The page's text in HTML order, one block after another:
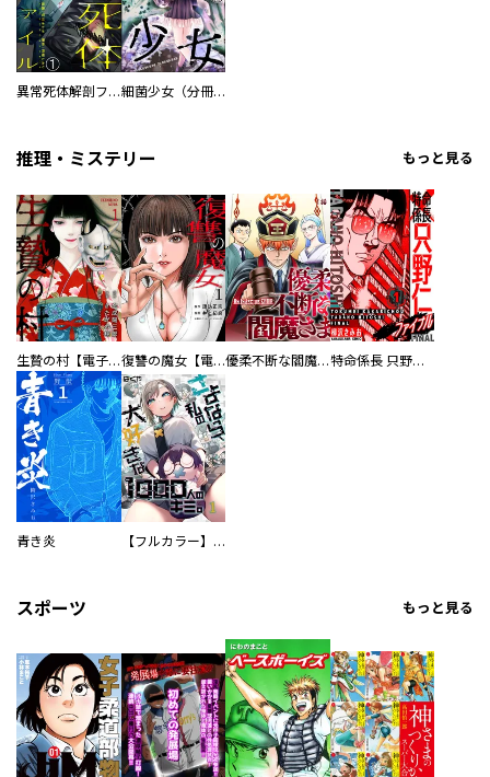
異常死体解剖ファイル（分冊版） 細菌少女（分冊版）
推理・ミステリー もっと見る
生贄の村【電子単行本版】 復讐の魔女【電子単行本版】 優柔不断な閻魔さま 特命係長 只野仁ファイナル 愛蔵版
青き炎 【フルカラー】さよなら、私の大好きな１０００人のキミ。
スポーツ もっと見る